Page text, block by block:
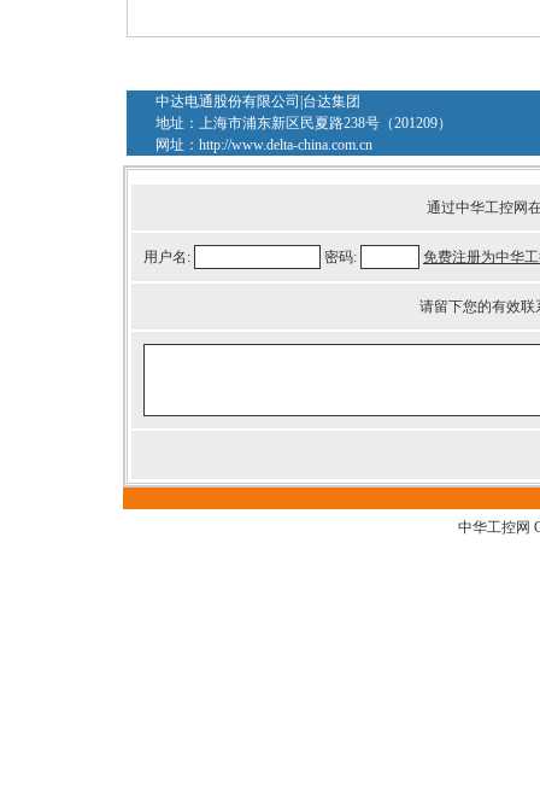
中达电通股份有限公司|台达集团
地址：上海市浦东新区民夏路238号（201209）
网址： http://www.delta-china.com.cn
通过中华工控网
用户名: 密码: 免费注册为中华
请留下您的有效
中华工控网